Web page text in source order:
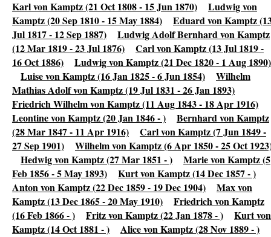
Karl von Kamptz (21 Oct 1808 - 15 Jun 1870)
Ludwig von
Kamptz (20 Sep 1810 - 15 May 1884)
Eduard von Kamptz
Jul 1817 - 12 Sep 1887)
Ludwig Adolf Bernhard von Kamptz
(12 Mar 1819 - 23 Jul 1876)
Carl von Kamptz (13 Jul 1819 -
16 Oct 1886)
Ludwig von Kamptz (21 Dec 1820 - 1 Aug 1890)
Luise von Kamptz (16 Jan 1825 - 6 Jun 1854)
Wilhelm
Mathias Adolf von Kamptz (19 Jul 1831 - 26 Jan 1893)
Friedrich Wilhelm von Kamptz (11 Aug 1843 - 18 Apr 1916)
Leontine von Kamptz (20 Jan 1846 - )
Bernhard von Kamptz
(28 Mar 1847 - 11 Apr 1916)
Carl von Kamptz (7 Jun 1849 -
27 Sep 1901)
Wilhelm von Kamptz (6 Apr 1850 - 25 Oct
Hedwig von Kamptz (27 Mar 1851 - )
Marie von Kamptz (5
Feb 1856 - 5 May 1893)
Kurt von Kamptz (14 Dec 1857 - )
Anton von Kamptz (22 Dec 1859 - 19 Dec 1904)
Max von
Kamptz (13 Dec 1865 - 20 May 1910)
Friedrich von Kamptz
(16 Feb 1866 - )
Fritz von Kamptz (22 Jan 1878 - )
Kurt von
Kamptz (14 Oct 1881 - )
Alice von Kamptz (28 Nov 1889 - )